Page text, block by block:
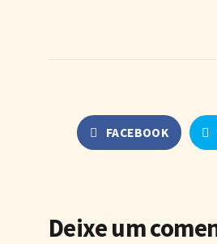
FACEBOOK
Deixe um